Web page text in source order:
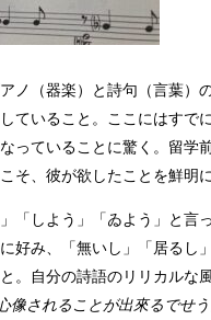
ノ（器楽）と詩句（言葉）
ていること。ここにはすで
っていることに驚く。留学
そ、彼が欲したことを鮮明に
「しよう」「ゐよう」と言
好み、「無いし」「居るし
。自分の詩語のリリカルな
像されることが出來るでせう